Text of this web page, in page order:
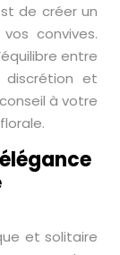
de créer un
convives.
entre
et
à votre
et solitaire